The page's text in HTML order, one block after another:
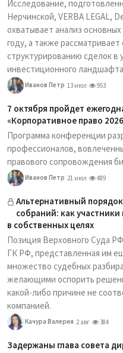
Исследование,
Нерчинской, VERBA LEGAL,
охватывает анализ
году, а также
структурированию сделок
инвестиционного
Иванов Петр 13 июл 953
7 октября пройдет
«Корпоративное право
Программа конференции
профессионалов,
правового сопровождения
Иванов Петр 21 июл 489
Альтернативный
собраний: как
в собственных целях
Позиция Верховного Суда
ГК РФ, представленная им
множество судебных
желающими оспорить
какой-либо причине не
компанией.
Качура Валерия 2 авг 384
Задержаны глава совета